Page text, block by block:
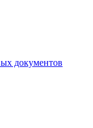
документов